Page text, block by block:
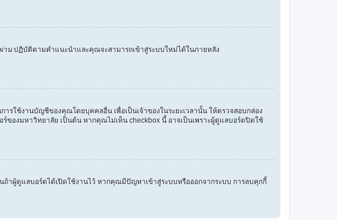
านปฏิบัติตามคำแนะนำและคุณจะสามารถเข้าสู่ระบบใหม่ได้ในภายหลัง
ารใช้งานบัญชีของคุณโดยบุคคลอื่น เพื่อเป็นเจ้าของในระยะเวลานั้น ให้ตรวจสอบกล่อง
องมหาวิทยาลัย เป็นต้น หากคุณไม่เห็น checkbox นี้ อาจเป็นเพราะผู้ดูแลบอร์ดปิดใช้
าผู้ดูแลบอร์ดได้เปิดใช้งานไว้ หากคุณมีปัญหาเข้าสู่ระบบหรือออกจากระบบ การลบคุกกี้